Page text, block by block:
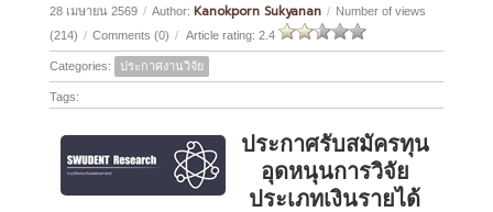
28 เมษายน 2569 / Author: Kanokporn Sukyanan / Number of views
(214) / Comments (0) / Article rating: 2.4
Categories: ประกาศงานวิจัย
Tags:
ประกาศรับสมัครทุน
อุดหนุนการวิจัย
ประเภทเงินรายได้